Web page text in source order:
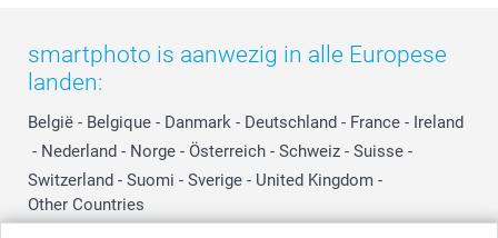
smartphoto is aanwezig in alle Europese
landen:
België - Belgique - Danmark - Deutschland - France - Ireland
- Nederland - Norge - Österreich - Schweiz - Suisse -
Switzerland - Suomi - Sverige - United Kingdom -
Other Countries